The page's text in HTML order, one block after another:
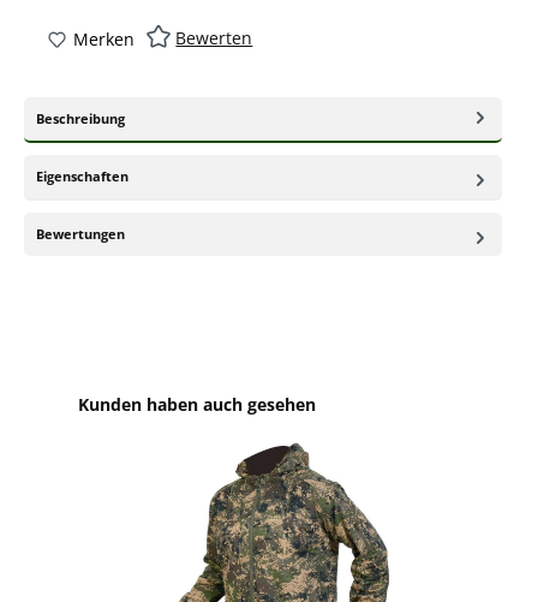
Merken Bewerten
Beschreibung
Eigenschaften
Bewertungen
Produktgalerie überspringen
Kunden haben auch gesehen